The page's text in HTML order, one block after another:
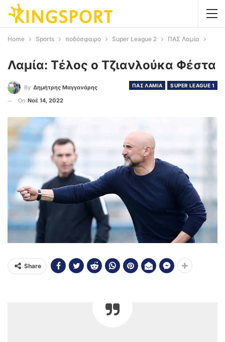
Home Sports ποδόσφαιρο Super League 2 ΠΑΣ Λαμία
Λαμία: Τέλος ο Τζιανλούκα Φέστα
ΠΑΣ ΛΑΜΙΑ SUPER LEAGUE 1
By Δημήτρης Μαγγανάρης
On Νοέ 14, 2022
Share